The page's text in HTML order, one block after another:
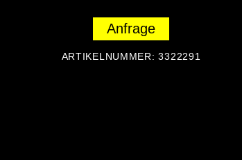
Anfrage
ARTIKELNUMMER:3322291